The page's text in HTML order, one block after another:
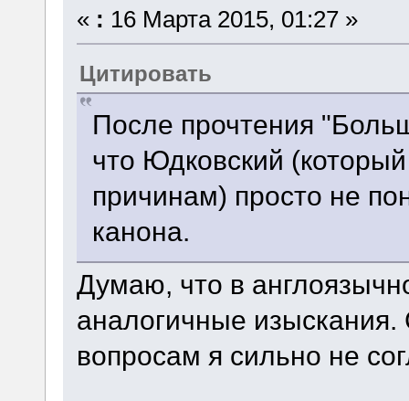
« : 16 Марта 2015, 01:27 »
Цитировать
После прочтения
что Юдковский
причинам) просто не
канона.
Думаю, что в
аналогичные
вопросам я сильно не